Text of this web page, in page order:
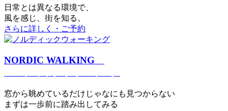
日常とは異なる環境で、
風を感じ、街を知る。
さらに詳しく・ご予約
NORDIC WALKING
窓から眺めているだけじゃなにも見つからない
まずは一歩前に踏み出してみる